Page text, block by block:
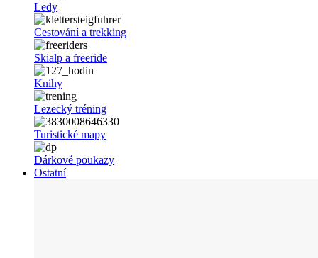
Ledy
Cestování a trekking
Skialp a freeride
Knihy
Lezecký tréning
Turistické mapy
Dárkové poukazy
Ostatní